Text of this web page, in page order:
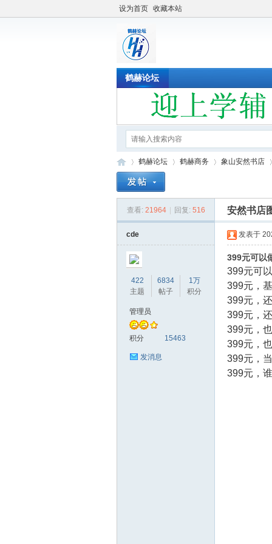
设为首页 收藏本站
鹤赫论坛
»
鹤赫论坛 鹤赫商务 象山安然书店
›
查看: 21964 回复: 516 安然书店
cde
422
主题
6834
帖子
1万
积分
管理员
积分 15463
发消息
发表于
399元可以
399元可
399元，
399元，
399元，
399元，
399元，
399元，
399元，